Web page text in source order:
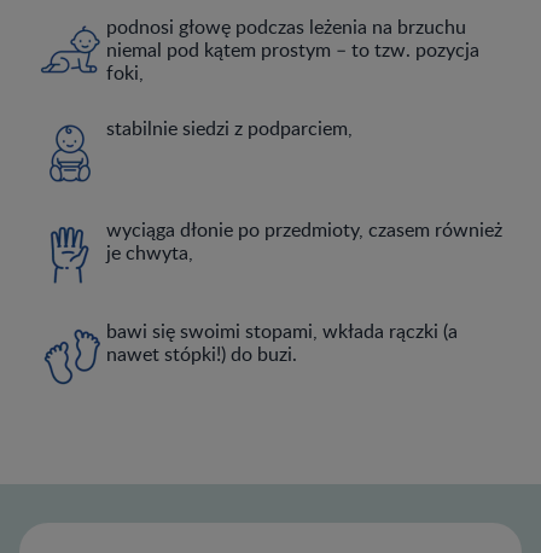
podnosi głowę podczas leżenia na brzuchu
niemal pod kątem prostym – to tzw. pozycja
foki,
stabilnie siedzi z podparciem,
wyciąga dłonie po przedmioty, czasem również
je chwyta,
bawi się swoimi stopami, wkłada rączki (a
nawet stópki!) do buzi.